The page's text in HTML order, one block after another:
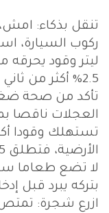
تنقل بذكاء:
ركوب السيارة،
ليتر وقود يحرقه
2.5% أكثر من ثاني أوكسيد الكربون.
تأكد من صحة
الأرضية، فتطلق 2.5% أكثر من ثاني أوكسيد الكربون.
لا تضع طعاما
بتركه يبرد قبل
ازرع شجرة: